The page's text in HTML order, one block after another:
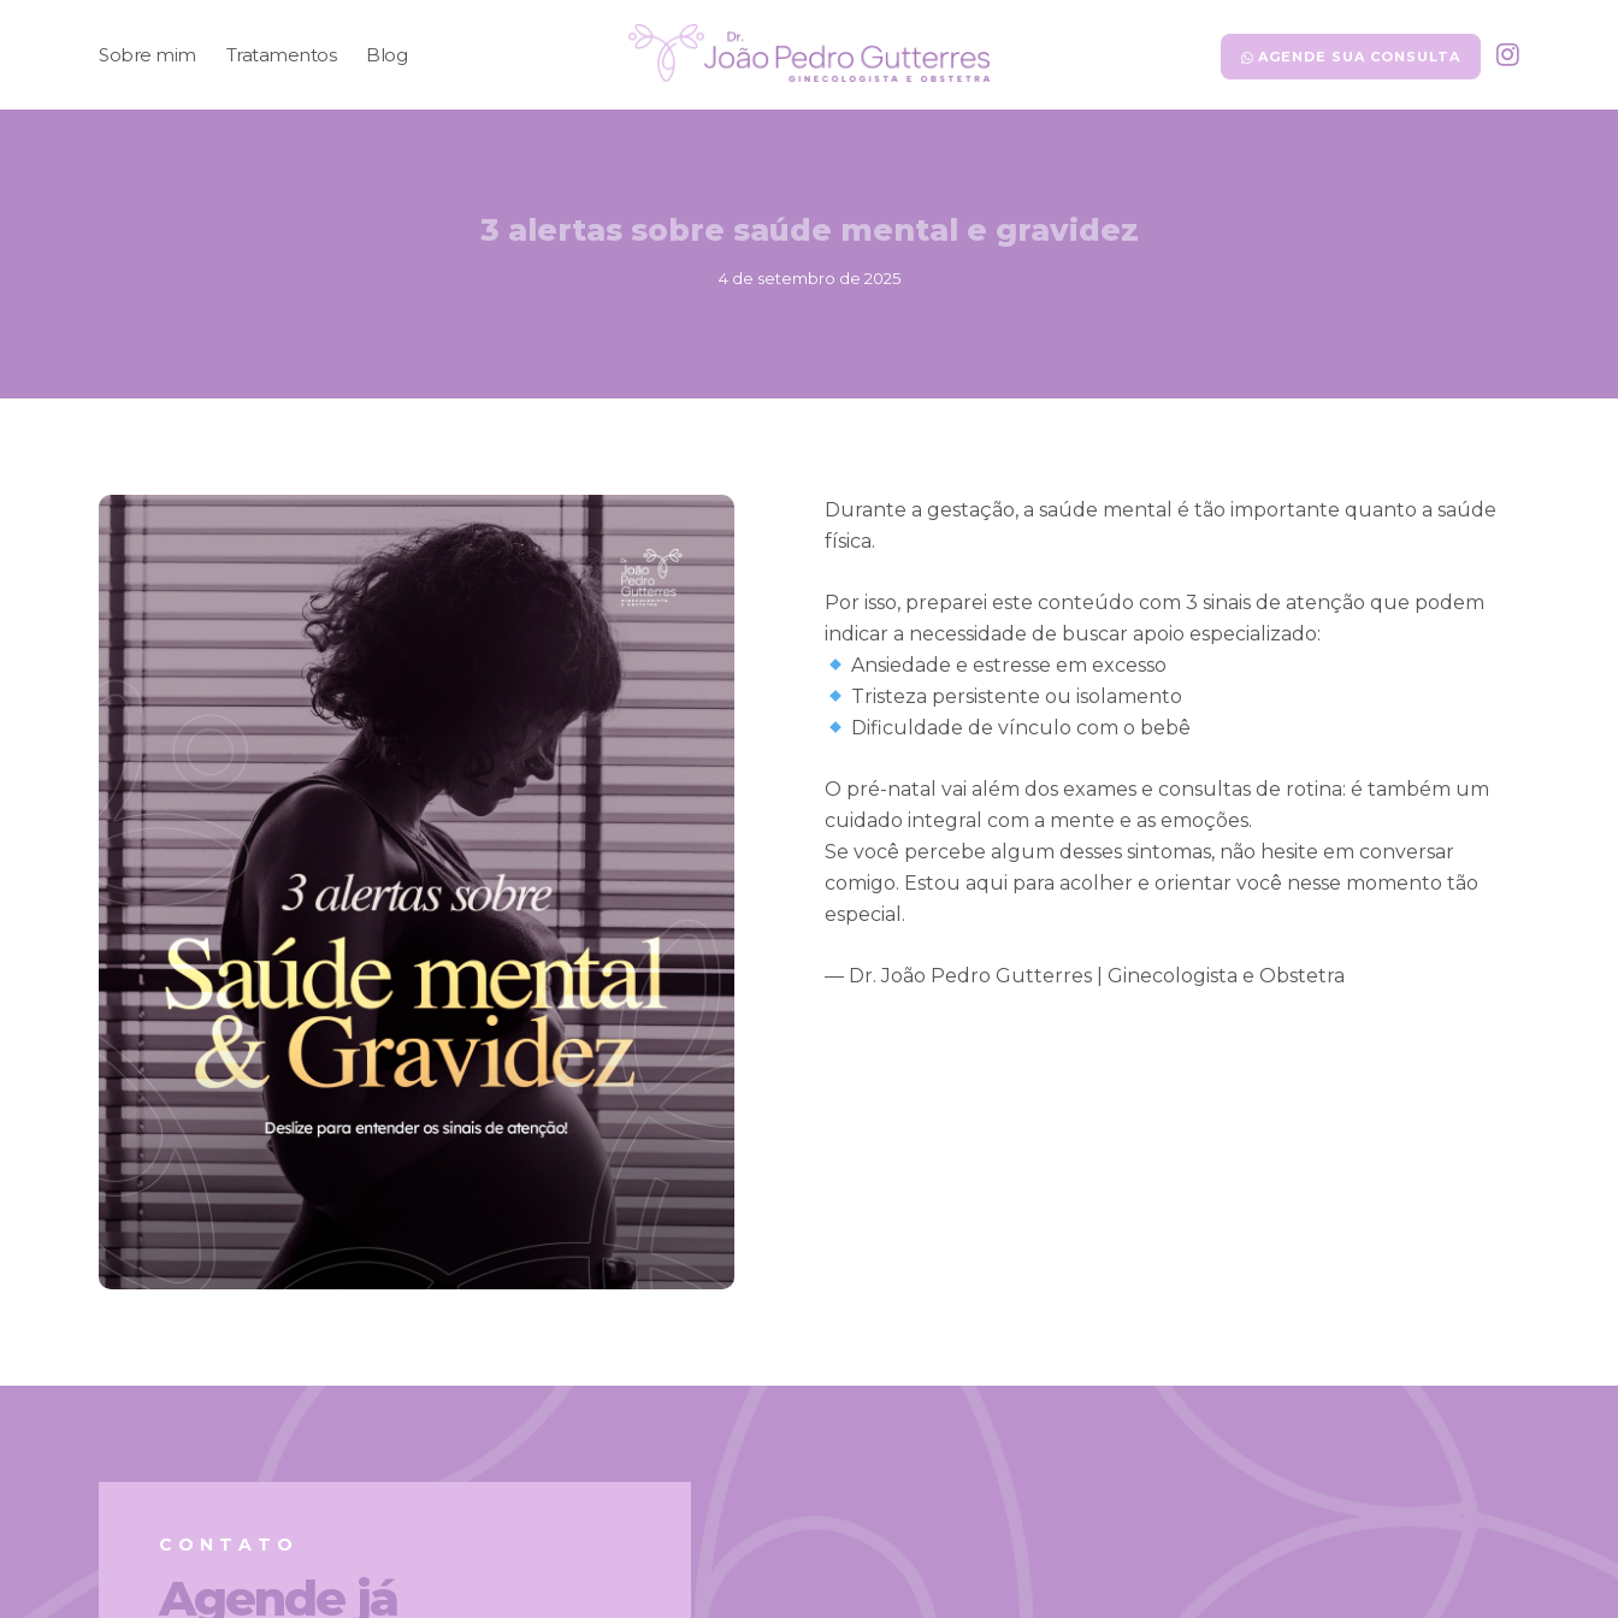
Sobre mim Tratamentos Blog AGENDE SUA CONSULTA
3 alertas sobre saúde mental e gravidez
4 de setembro de 2025
Durante a gestação, a saúde mental é tão importante quanto a saúde
física.
Por isso, preparei este conteúdo com 3 sinais de atenção que podem
indicar a necessidade de buscar apoio especializado:
Ansiedade e estresse em excesso
Tristeza persistente ou isolamento
Dificuldade de vínculo com o bebê
O pré-natal vai além dos exames e consultas de rotina: é também um
cuidado integral com a mente e as emoções.
Se você percebe algum desses sintomas, não hesite em conversar
comigo. Estou aqui para acolher e orientar você nesse momento tão
especial.
— Dr. João Pedro Gutterres | Ginecologista e Obstetra
CONTATO
Agende já